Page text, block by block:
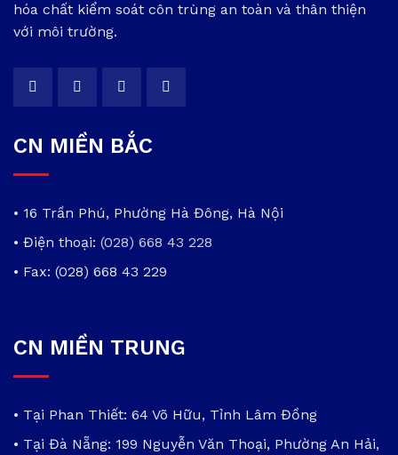
hóa chất kiểm soát côn trùng an toàn và thân thiện
với môi trường.
CN MIỀN BẮC
• 16 Trần Phú, Phường Hà Đông, Hà Nội
• Điện thoại: (028) 668 43 228
• Fax: (028) 668 43 229
CN MIỀN TRUNG
• Tại Phan Thiết: 64 Võ Hữu, Tỉnh Lâm Đồng
• Tại Đà Nẵng: 199 Nguyễn Văn Thoại, Phường An Hải,